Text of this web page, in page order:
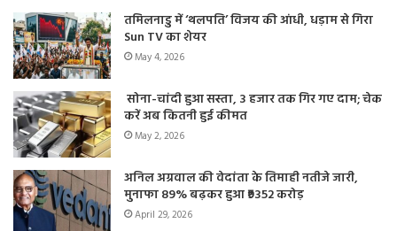
तमिलनाडु में ‘थलपति’ विजय की आंधी, धड़ाम से गिरा
Sun TV का शेयर
May 4, 2026
सोना-चांदी हुआ सस्ता, 3 हजार तक गिर गए दाम; चेक
करें अब कितनी हुई कीमत
May 2, 2026
अनिल अग्रवाल की वेदांता के तिमाही नतीजे जारी,
मुनाफा 89% बढ़कर हुआ ₹9352 करोड़
April 29, 2026